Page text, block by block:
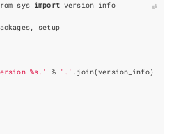
sys import version_info
, setup
%s.' % '.' . join(version_info)